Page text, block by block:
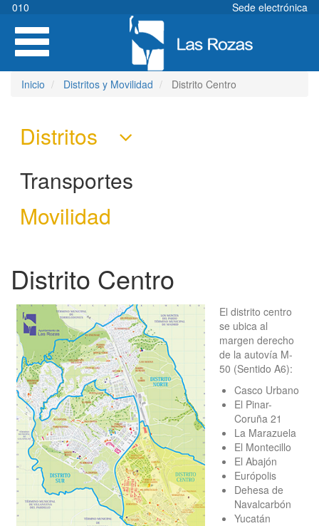
Pasar
contenido
principal
010
Sede electrónica
Toggle
navigation
Inicio Distritos y Movilidad Distrito Centro
Distritos
Transportes
Movilidad
Distrito Centro
El distrito centro
se ubica al
margen derecho
de la autovía M-
50 (Sentido A6):
Casco Urbano
El Pinar-
Coruña 21
La Marazuela
El Montecillo
El Abajón
Európolis
Dehesa de
Navalcarbón
Yucatán